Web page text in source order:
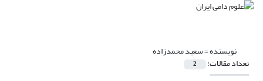
نویسنده =سعید محمدزاده
تعداد مقالات: 2